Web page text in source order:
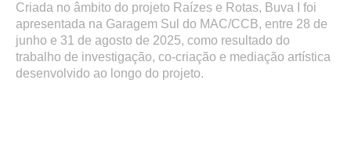
Criada no âmbito do projeto Raízes e Rotas, Buva I foi
apresentada na Garagem Sul do MAC/CCB, entre 28 de
junho e 31 de agosto de 2025, como resultado do
trabalho de investigação, co-criação e mediação artística
desenvolvido ao longo do projeto.